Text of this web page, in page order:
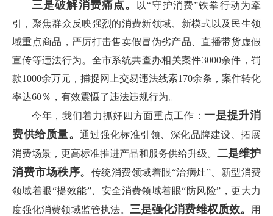
三是破解消费痛点。
以“守护消费”铁拳行动为牵
引，聚焦群众反映强烈的消费新领域、新模式以及民生领
域重点商品，严厉打击售卖假冒伪劣产品、直播带货虚假
宣传等违法行为。全市系统共查办相关案件3000余件，罚
款1000余万元，捕捉网上交易违法线索170余条，案件转化
率达60％，有效震慑了违法违规行为。
今年，我们着力抓好四方面重点工作：一是提升消
费供给质量。通过强化标准引领、深化品牌建设、拓展
消费场景，更高标准推进产品和服务供给升级。 二是维护
消费市场秩序。
传统消费领域着眼“治病灶”、新型消费
领域着眼“提效能”、安全消费领域着眼“防风险”，更大力
度强化消费领域监管执法。 三是强化消费维权质效。
用